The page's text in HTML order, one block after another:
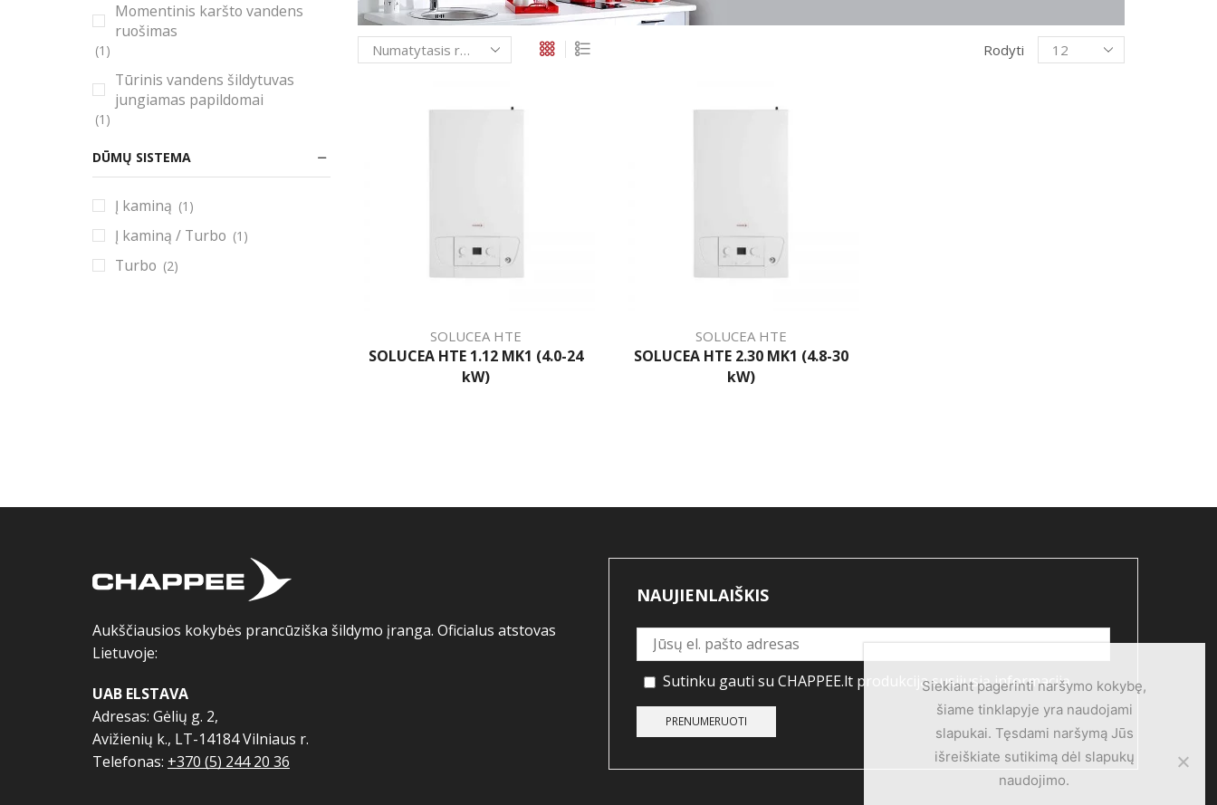
Rodyti
Products
per
SOLUCEA HTE
SOLUCEA HTE 1.12 MK1 (4.0-24
kW)
SOLUCEA HTE
SOLUCEA HTE 2.30 MK1 (4.8-30
kW)
Momentinis karšto vandens
ruošimas
(1)
Tūrinis vandens šildytuvas
jungiamas papildomai
(1)
DŪMŲ SISTEMA
Į kaminą (1)
Į kaminą / Turbo (1)
Turbo (2)
Aukščiausios kokybės prancūziška šildymo įranga. Oficialus atstovas
Lietuvoje:
UAB ELSTAVA
Adresas: Gėlių g. 2,
Avižienių k., LT-14184 Vilniaus r.
Telefonas: +370 (5) 244 20 36
NAUJIENLAIŠKIS
Sutinku gauti su CHAPPEE.lt produkcija susijusią informaciją
Siekiant pagerinti naršymo kokybę,
šiame tinklapyje yra naudojami
slapukai. Tęsdami naršymą Jūs
išreiškiate sutikimą dėl slapukų
naudojimo.